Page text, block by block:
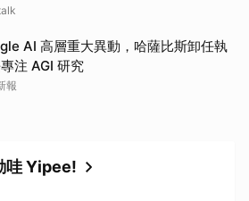
AI 高層重大異動，哈薩比斯卸任執
注 AGI 研究
報
哇 Yipee!